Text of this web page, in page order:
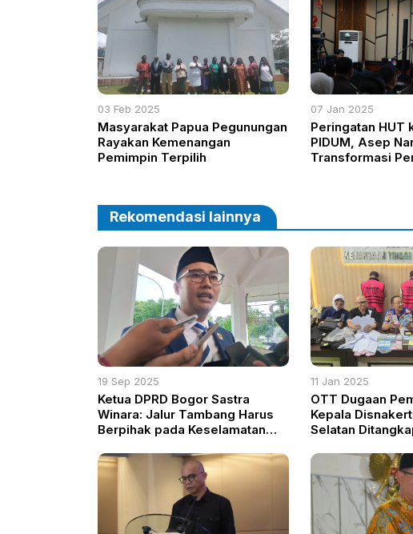
03 Feb 2025
Masyarakat Papua Pegunungan
Rayakan Kemenangan
Pemimpin Terpilih
07 Jan 2025
Peringatan HUT
PIDUM, Asep
Transformasi
Rekomendasi lainnya
19 Sep 2025
Ketua DPRD Bogor Sastra
Winara: Jalur Tambang Harus
Berpihak pada Keselamatan
11 Jan 2025
OTT Dugaan
Kepala
Selatan